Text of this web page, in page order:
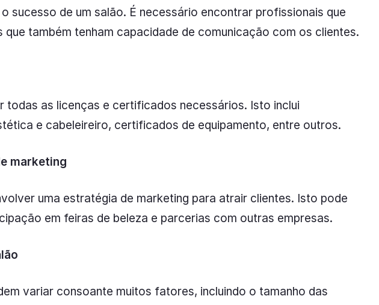
sucesso de um salão. É necessário encontrar profissionais que
também tenham capacidade de comunicação com os clientes.
todas as licenças e certificados necessários. Isto inclui
e cabeleireiro, certificados de equipamento, entre outros.
marketing
uma estratégia de marketing para atrair clientes. Isto pode
em feiras de beleza e parcerias com outras empresas.
variar consoante muitos fatores, incluindo o tamanho das